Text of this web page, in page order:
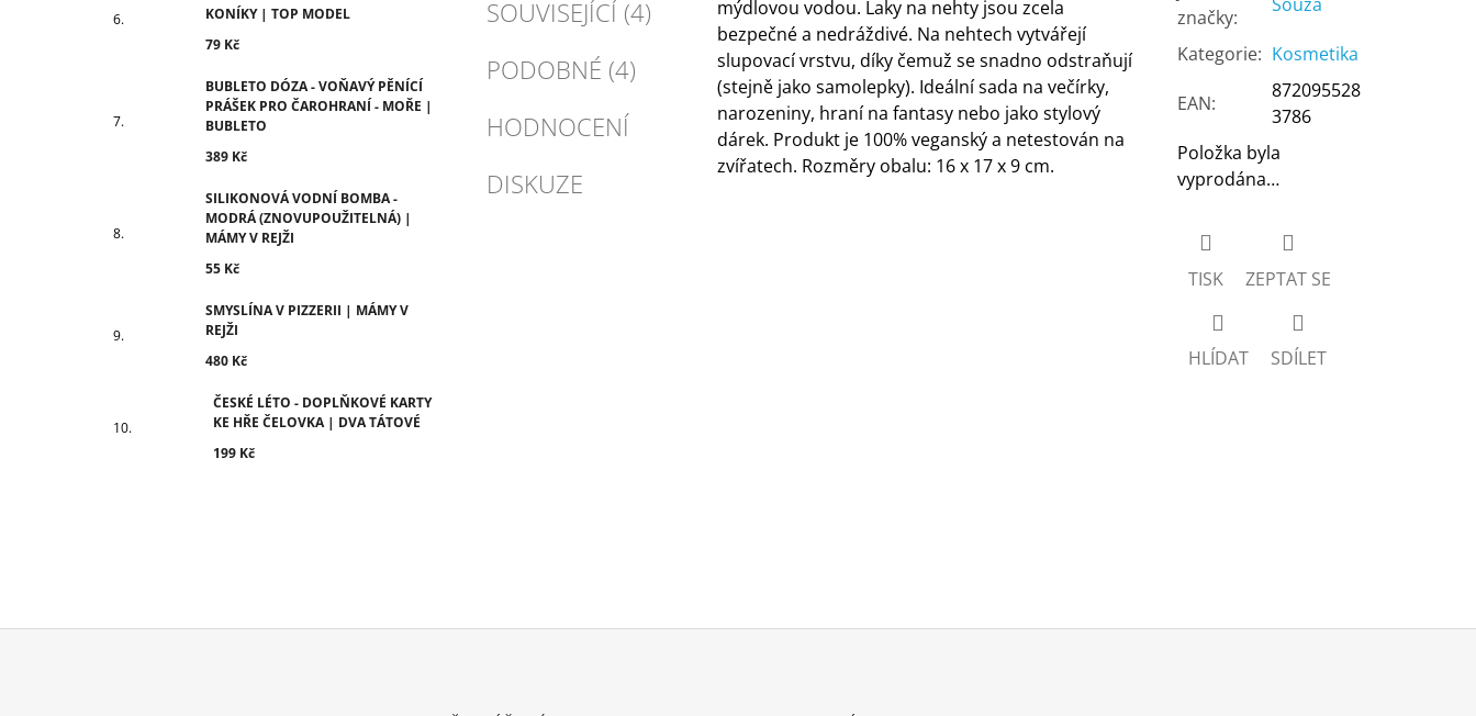
KONÍKY | TOP MODEL
79 Kč
BUBLETO DÓZA - VOŇAVÝ PĚNÍCÍ
PRÁŠEK PRO ČAROHRANÍ - MOŘE |
BUBLETO
389 Kč
SILIKONOVÁ VODNÍ BOMBA -
MODRÁ (ZNOVUPOUŽITELNÁ) |
MÁMY V REJŽI
55 Kč
SMYSLÍNA V PIZZERII | MÁMY V
REJŽI
480 Kč
ČESKÉ LÉTO - DOPLŇKOVÉ KARTY
KE HŘE ČELOVKA | DVA TÁTOVÉ
199 Kč
SOUVISEJÍCÍ (4)
PODOBNÉ (4)
HODNOCENÍ
DISKUZE
mýdlovou vodou. Laky na nehty jsou zcela
bezpečné a nedráždivé. Na nehtech vytvářejí
slupovací vrstvu, díky čemuž se snadno odstraňují
(stejně jako samolepky). Ideální sada na večírky,
narozeniny, hraní na fantasy nebo jako stylový
dárek. Produkt je 100% veganský a netestován na
zvířatech. Rozměry obalu: 16 x 17 x 9 cm.
značky:
Kategorie: Kosmetika
EAN:
872095528
3786
Položka byla
vyprodána…
TISK ZEPTAT SE
HLÍDAT SDÍLET